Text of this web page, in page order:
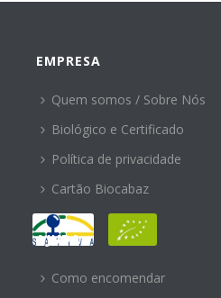
EMPRESA
Quem somos / Sobre Nós
Biológico e Certificado
Política de privacidade
Cartão Biocabaz
AJUDA
Como encomendar